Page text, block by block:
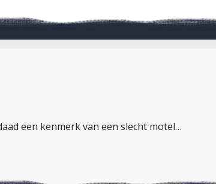
een kenmerk van een slecht motel…